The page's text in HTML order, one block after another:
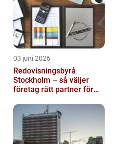
03 juni 2026
Redovisningsbyrå
Stockholm – så väljer
företag rätt partner för